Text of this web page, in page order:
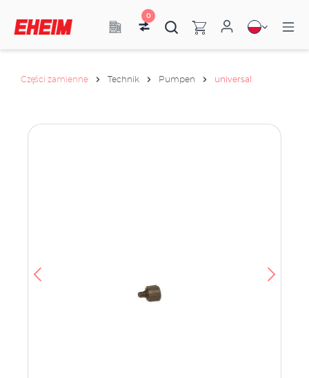
0
Części zamienne Technik Pumpen universal